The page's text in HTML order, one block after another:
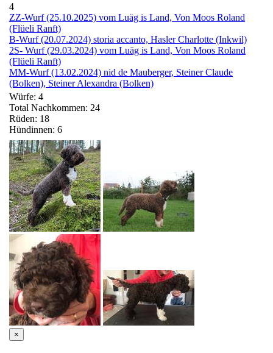
4
ZZ-Wurf (25.10.2025) vom Luäg is Land, Von Moos Roland
(Flüeli Ranft)
B-Wurf (20.07.2024) storia accanto, Hasler Charlotte (Inkwil)
2S- Wurf (29.03.2024) vom Luäg is Land, Von Moos Roland
(Flüeli Ranft)
MM-Wurf (13.02.2024) nid de Mauberger, Steiner Claude
(Bolken), Steiner Alexandra (Bolken)
Würfe: 4
Total Nachkommen: 24
Rüden: 18
Hündinnen: 6
×